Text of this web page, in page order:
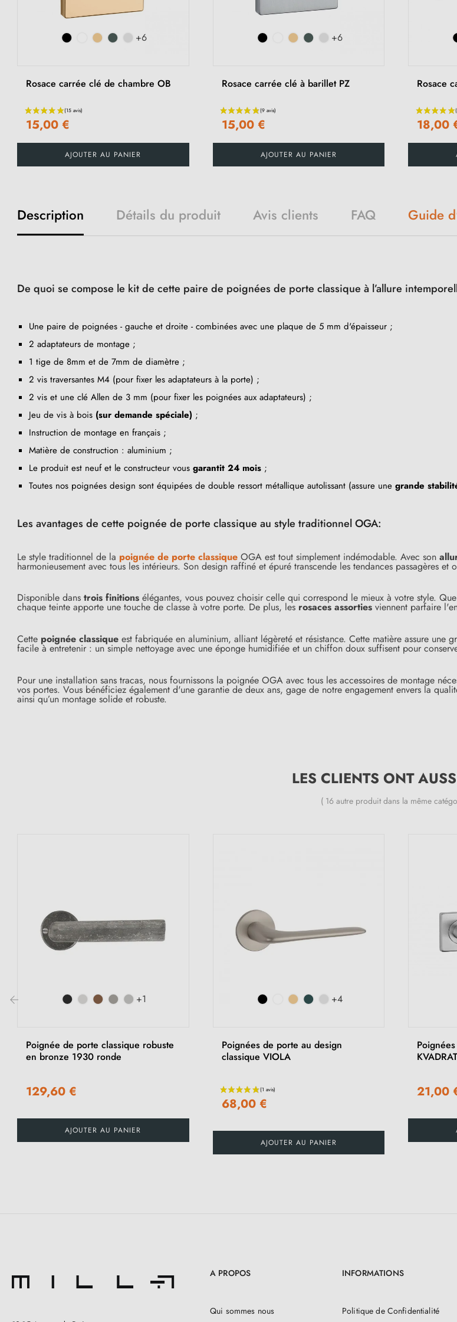
+6
Rosace carrée clé de chambre OB
(15 avis)
15,00 €
AJOUTER AU PANIER
+6
Rosace carrée clé à barillet PZ
(9 avis)
15,00 €
AJOUTER AU PANIER
Rosace
18,00
Description Détails du produit Avis clients FAQ Guide
De quoi se compose le kit de cette paire de poignées de porte classique à l’allure
Une paire de poignées - gauche et droite - combinées avec une plaque de 5 mm d'épaisseur ;
2 adaptateurs de montage ;
1 tige de 8mm et de 7mm de diamètre ;
2 vis traversantes M4 (pour fixer les adaptateurs à la porte) ;
2 vis et une clé Allen de 3 mm (pour fixer les poignées aux adaptateurs) ;
Jeu de vis à bois (sur demande spéciale) ;
Instruction de montage en français ;
Matière de construction : aluminium ;
Le produit est neuf et le constructeur vous garantit 24 mois ;
Toutes nos poignées design sont équipées de double ressort métallique autolissant (assure une grande
Les avantages de cette poignée de porte classique au style traditionnel OGA:
Le style traditionnel de la poignée de porte classique OGA est tout simplement indémodable. Avec son
harmonieusement avec tous les intérieurs. Son design raffiné et épuré transcende les tendances passagères
Disponible dans trois finitions élégantes, vous pouvez choisir celle qui correspond le mieux à votre style.
chaque teinte apporte une touche de classe à votre porte. De plus, les rosaces assorties viennent parfaire
Cette poignée classique est fabriquée en aluminium, alliant légèreté et résistance. Cette matière assure une
facile à entretenir : un simple nettoyage avec une éponge humidifiée et un chiffon doux suffisent pour
Pour une installation sans tracas, nous fournissons la poignée OGA avec tous les accessoires de montage
vos portes. Vous bénéficiez également d'une garantie de deux ans, gage de notre engagement envers la
ainsi qu’un montage solide et robuste.
LES CLIENTS ONT
( 16 autre produit dans la même
+1
Poignée de porte classique robuste
en bronze 1930 ronde
129,60 €
AJOUTER AU PANIER
+4
Poignées de porte au design
classique VIOLA
68,00 €
AJOUTER AU PANIER
21,00
A PROPOS
Qui sommes nous
INFORMATIONS
Politique de Confidentialité